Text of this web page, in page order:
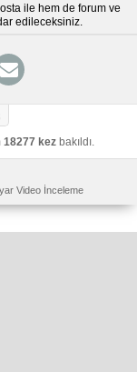
ile hem de forum ve
edileceksiniz.
18277 kez bakıldı.
Video İnceleme